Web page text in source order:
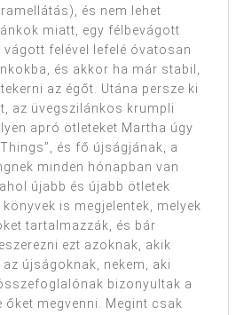
és nem lehet
miatt, egy félbevágott
felével lefelé óvatosan
és akkor ha már stabil,
az égőt. Utána persze ki
az üvegszilánkos krumpli
apró ötleteket Martha úgy
és fő újságjának, a
minden hónapban van
újabb és újabb ötletek
is megjelentek, melyek
tartalmazzák, és bár
ezt azoknak, akik
újságoknak, nekem, aki
bizonyultak a
őket megvenni. Megint csak